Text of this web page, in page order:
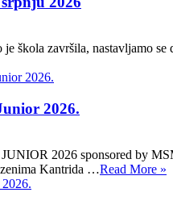
je škola završila, nastavljamo
2026.
2026 sponsored by
Kantrida …Read More »